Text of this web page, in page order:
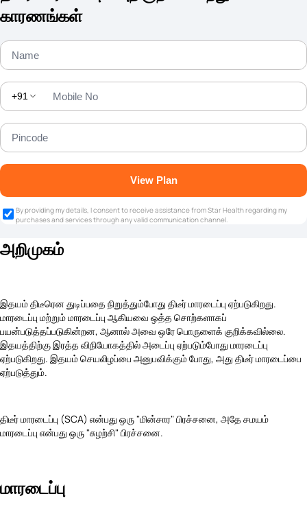
காரணங்கள்
+91
View Plan
By providing my details, I consent to receive assistance from Star Health regarding my
purchases and services through any valid communication channel.
அறிமுகம்
இதயம் திடீரென துடிப்பதை நிறுத்தும்போது திடீர் மாரடைப்பு ஏற்படுகிறது.
மாரடைப்பு மற்றும் மாரடைப்பு ஆகியவை ஒத்த சொற்களாகப்
பயன்படுத்தப்படுகின்றன, ஆனால் அவை ஒரே பொருளைக் குறிக்கவில்லை.
இதயத்திற்கு இரத்த விநியோகத்தில் அடைப்பு ஏற்படும்போது மாரடைப்பு
ஏற்படுகிறது. இதயம் செயலிழப்பை அனுபவிக்கும் போது, அது திடீர் மாரடைப்பை
ஏற்படுத்தும்.
திடீர் மாரடைப்பு (SCA) என்பது ஒரு "மின்சார" பிரச்சனை, அதே சமயம்
மாரடைப்பு என்பது ஒரு "சுழற்சி" பிரச்சனை.
மாரடைப்பு